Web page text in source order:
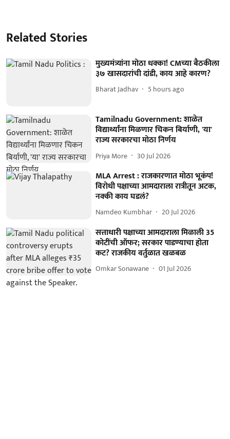
Related Stories
मुख्यमंत्र्यांना मोठा धक्का! CMच्या बैठकीला
३७ खासदारांची दांडी, काय आहे कारण?
Bharat Jadhav 5 hours ago
Tamilnadu Government: शाळेत
विद्यार्थ्यांना मिळणार चिकन बिर्याणी, 'या'
राज्य सरकारचा मोठा निर्णय
Priya More 30 Jul 2026
MLA Arrest : राजकारणात मोठा भूकंप!
विरोधी पक्षाच्या आमदाराला रात्रीतून अटक,
नक्की काय घडलं?
Namdeo Kumbhar 20 Jul 2026
सत्ताधारी पक्षाच्या आमदाराला मिळाली 35
कोटींची ऑफर; सरकार पाडण्याचा होता
कट? राजकीय वर्तुळात खळबळ
Omkar Sonawane 01 Jul 2026